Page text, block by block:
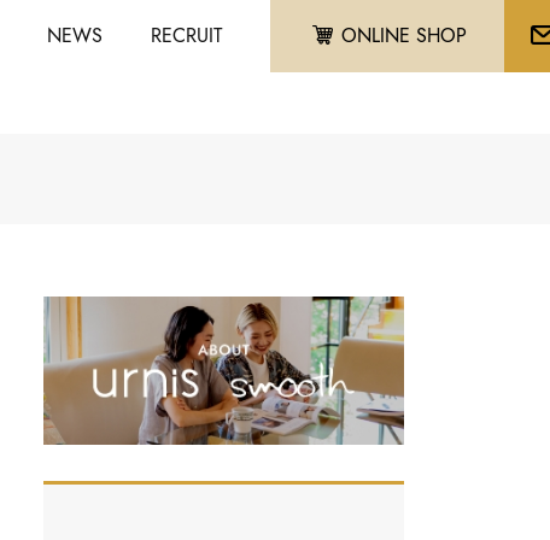
NEWS RECRUIT ONLINE SHOP